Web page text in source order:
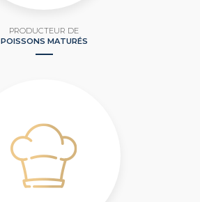
PRODUCTEUR DE
POISSONS MATURÉS